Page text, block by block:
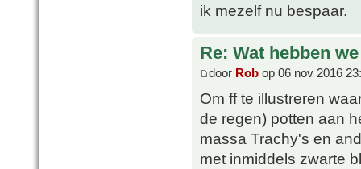
ik mezelf nu bespaar.
Re: Wat hebben
door Rob op 06 nov 2016
Om ff te illustreren
de regen) potten aan
massa Trachy's en
met inmiddels zwarte